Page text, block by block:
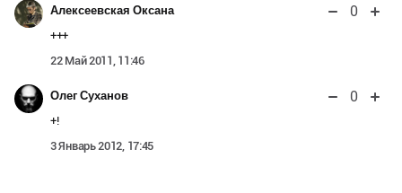
Алексеевская Оксана 0
+++
22 Май 2011, 11:46
Олег Суханов 0
+!
3 Январь 2012, 17:45